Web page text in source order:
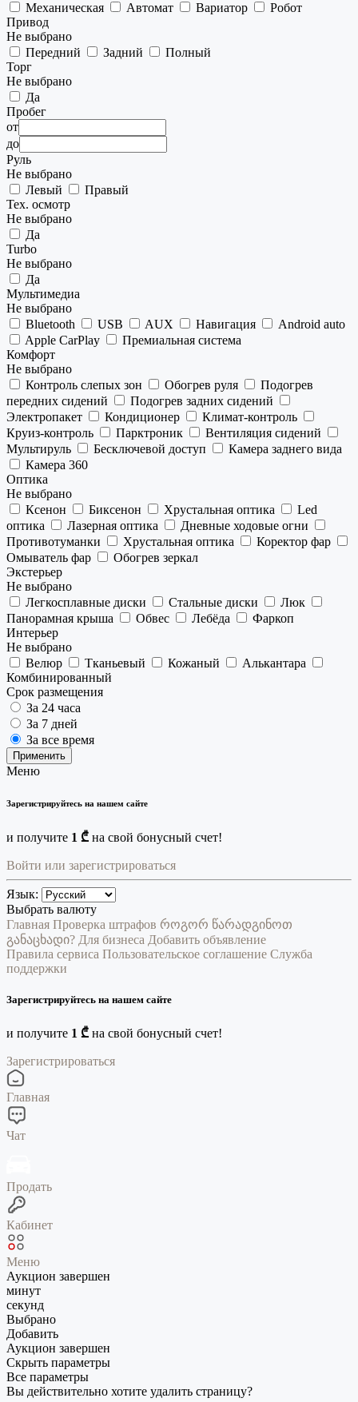
Механическая
Автомат Вариатор
Робот
Привод
Не выбрано
Передний
Задний
Полный
Торг
Не выбрано
Да
Пробег
от
до
Руль
Не выбрано
Левый
Правый
Тех. осмотр
Не выбрано
Да
Turbo
Не выбрано
Да
Мультимедиа
Не выбрано
Bluetooth
USB AUX Навигация
Android auto
Apple CarPlay
Премиальная система
Комфорт
Не выбрано
Контроль слепых зон
Обогрев руля
Подогрев
передних сидений
Подогрев задних сидений
Электропакет
Кондиционер
Климат-контроль
Круиз-контроль
Парктроник
Вентиляция сидений
Мультируль
Бесключевой доступ
Камера заднего вида
Камера 360
Оптика
Не выбрано
Ксенон
Биксенон Хрустальная оптика
Led
оптика
Лазерная оптика
Дневные ходовые огни
Противотуманки
Хрустальная оптика
Коректор фар
Омыватель фар
Обогрев зеркал
Экстерьер
Не выбрано
Легкосплавные диски
Стальные диски
Люк
Панорамная крыша
Обвес Лебёда
Фаркоп
Интерьер
Не выбрано
Велюр
Тканьевый Кожаный
Алькантара
Комбинированный
Срок размещения
За 24 часа
За 7 дней
За все время
Применить
Меню
Зарегистрируйтесь на нашем сайте
и получите 1 ₾ на свой бонусный счет!
Войти или зарегистрироваться
Язык:
Выбрать валюту
Главная Проверка штрафов როგორ წარადგინოთ
განაცხადი? Для бизнеса Добавить объявление
Правила сервиса Пользовательское соглашение Служба
поддержки
Зарегистрируйтесь на нашем сайте
и получите 1 ₾ на свой бонусный счет!
Зарегистрироваться
Главная
Чат
Продать
Кабинет
Меню
Аукцион завершен
минут
секунд
Выбрано
Добавить
Аукцион завершен
Скрыть параметры
Все параметры
Вы действительно хотите удалить страницу?